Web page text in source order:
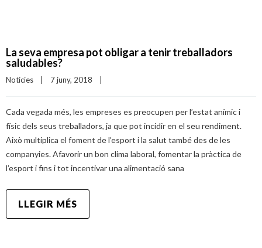
La seva empresa pot obligar a tenir treballadors
saludables?
Notícies 7 juny, 2018
Cada vegada més, les empreses es preocupen per l’estat anímic i
físic dels seus treballadors, ja que pot incidir en el seu rendiment.
Això multiplica el foment de l’esport i la salut també des de les
companyies. Afavorir un bon clima laboral, fomentar la pràctica de
l’esport i fins i tot incentivar una alimentació sana
LLEGIR MÉS